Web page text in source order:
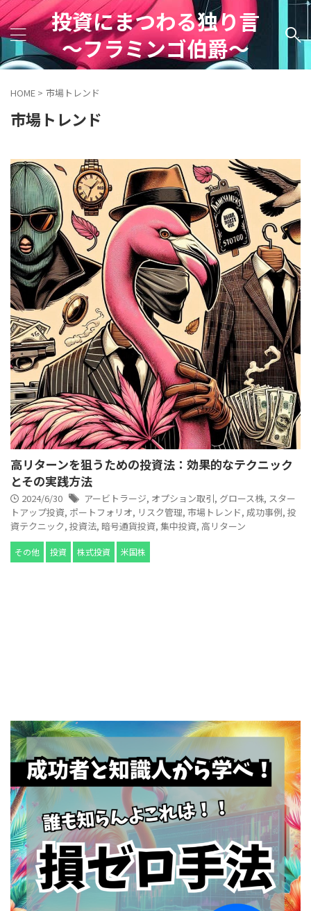
投資にまつわる独り言
～フラミンゴ伯爵～
HOME > 市場トレンド
市場トレンド
高リターンを狙うための投資法：効果的なテクニック
とその実践方法
2024/6/30 アービトラージ, オプション取引, グロース株, スター
トアップ投資, ポートフォリオ, リスク管理, 市場トレンド, 成功事例, 投
資テクニック, 投資法, 暗号通貨投資, 集中投資, 高リターン
その他 投資 株式投資 米国株